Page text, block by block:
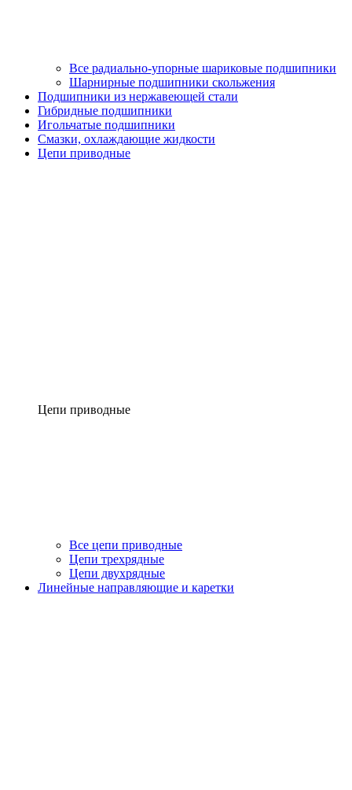
Все радиально-упорные шариковые подшипники
Шарнирные подшипники скольжения
Подшипники из нержавеющей стали
Гибридные подшипники
Игольчатые подшипники
Смазки, охлаждающие жидкости
Цепи приводные
Цепи приводные
Все цепи приводные
Цепи трехрядные
Цепи двухрядные
Линейные направляющие и каретки